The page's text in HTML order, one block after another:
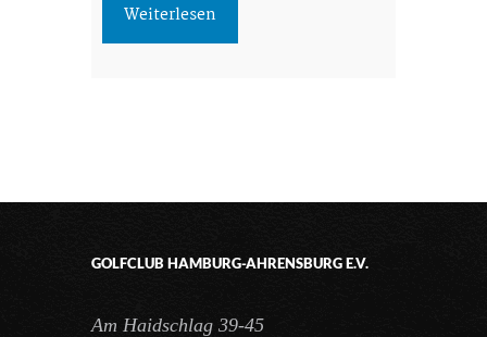
Weiterlesen
GOLFCLUB HAMBURG-AHRENSBURG E.V.
Am Haidschlag 39-45